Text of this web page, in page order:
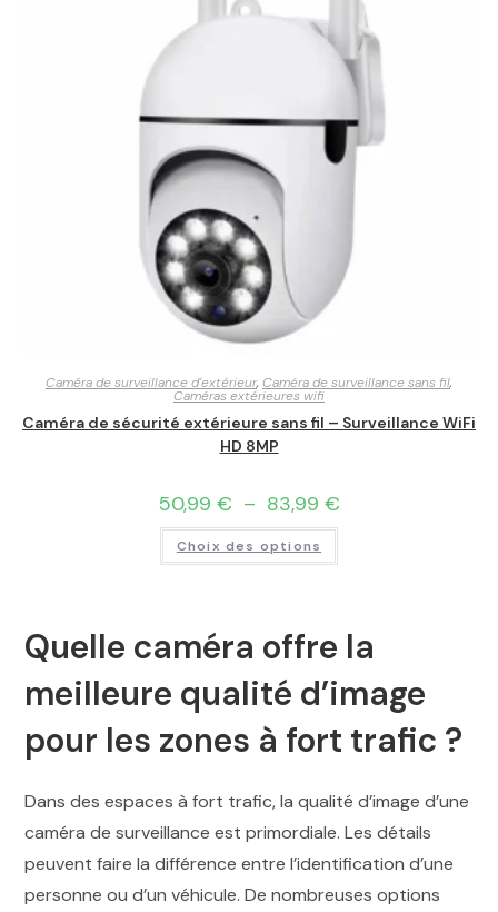
Caméra de surveillance d'extérieur, Caméra de surveillance sans fil,
Caméras extérieures wifi
Caméra de sécurité extérieure sans fil – Surveillance WiFi
HD 8MP
50,99 € – 83,99 €
Choix des options
Quelle caméra offre la
meilleure qualité d’image
pour les zones à fort trafic ?
Dans des espaces à fort trafic, la qualité d’image d’une
caméra de surveillance est primordiale. Les détails
peuvent faire la différence entre l’identification d’une
personne ou d’un véhicule. De nombreuses options